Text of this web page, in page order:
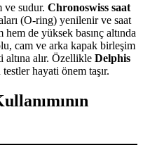
ve sudur. Chronoswiss saat
(O-ring) yenilenir ve saat
de yüksek basınç altında
cam ve arka kapak birleşim
altına alır. Özellikle Delphis
hayati önem taşır.